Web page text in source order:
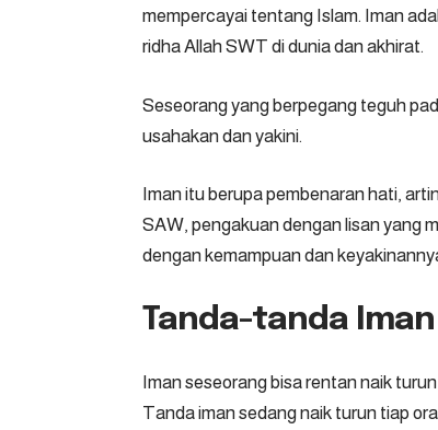
mempercayai tentang Islam. Iman
ridha Allah SWT di dunia dan akhirat.
Seseorang yang berpegang teguh
usahakan dan yakini.
Iman itu berupa pembenaran hati,
SAW, pengakuan dengan lisan yang
dengan kemampuan dan
Tanda-tanda
Iman seseorang bisa rentan naik
Tanda iman sedang naik turun tiap